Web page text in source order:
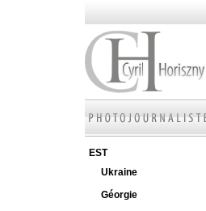
EST
Ukraine
Géorgie